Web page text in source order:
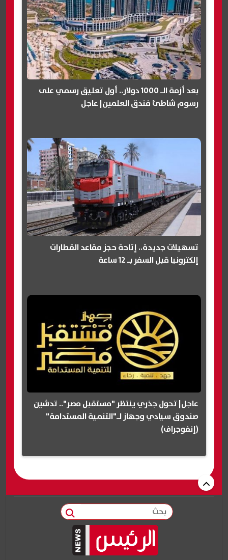
بعد أزمة الـ 1000 دولار.. أول تعليق رسمي على
رسوم شاطئ فندق العلمين| عاجل
تسهيلات جديدة.. إتاحة حجز مقاعد القطارات
إلكترونيا قبل السفر بـ 12 ساعة
عاجل| تحول جذري ينتظر "مستقبل مصر".. تدشين
صندوق سيادي وجهاز لـ"التنمية المستدامة"
(إنفوجراف)
بحث